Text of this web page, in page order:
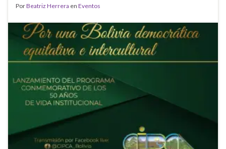
PorBeatriz Herrera en Eventos